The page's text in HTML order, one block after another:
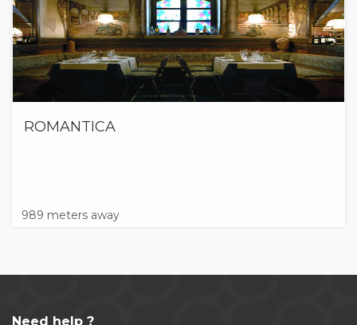
ROMANTICA
989 meters away
Need help ?